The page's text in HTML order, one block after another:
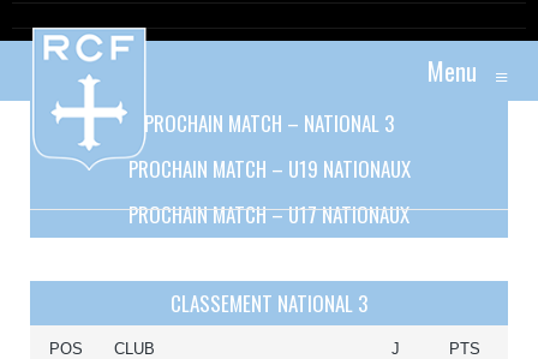
Menu ≡
PROCHAIN MATCH – NATIONAL 3
PROCHAIN MATCH – U19 NATIONAUX
PROCHAIN MATCH – U17 NATIONAUX
CLASSEMENT NATIONAL 3
POS CLUB J PTS